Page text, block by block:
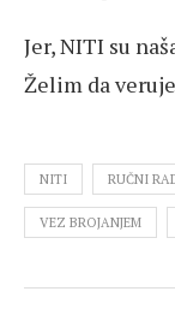
Jer, NITI su
Želim da
NITI RUČNI
VEZ BROJANJEM